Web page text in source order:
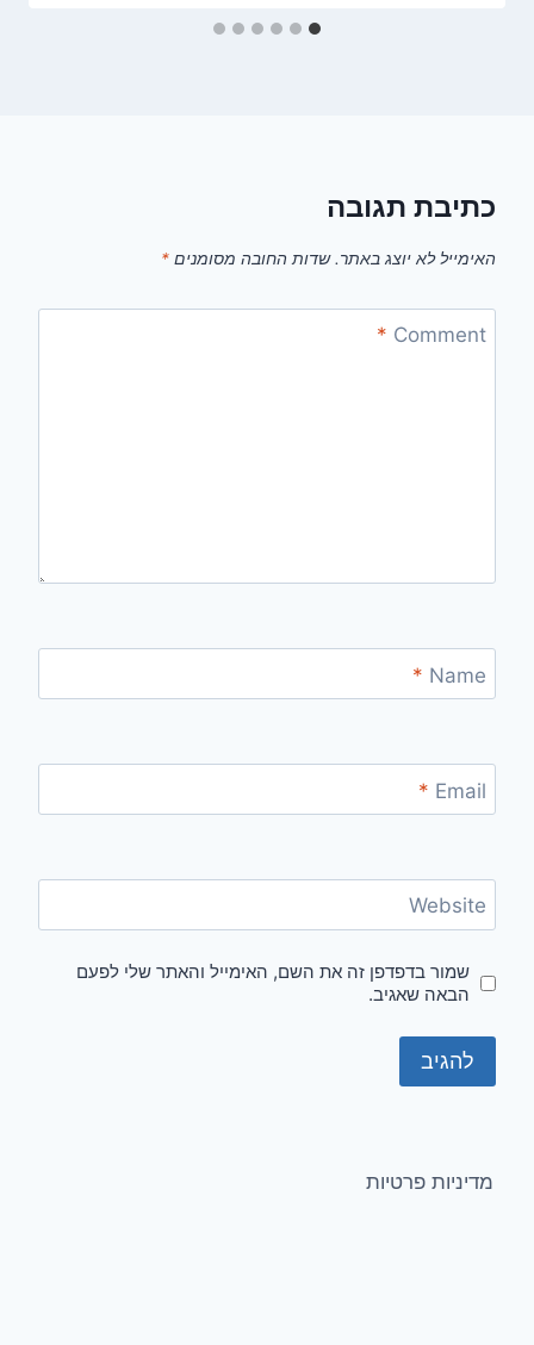
כתיבת תגובה
האימייל לא יוצג באתר. שדות החובה מסומנים *
Comment
*
Name
*
Email
*
Website
שמור בדפדפן זה את השם, האימייל והאתר שלי לפעם
הבאה שאגיב.
מדיניות פרטיות